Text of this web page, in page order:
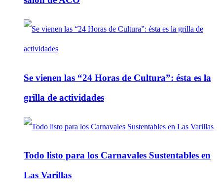
Se vienen las “24 Horas de Cultura”: ésta es la
grilla de actividades
Todo listo para los Carnavales Sustentables en
Las Varillas